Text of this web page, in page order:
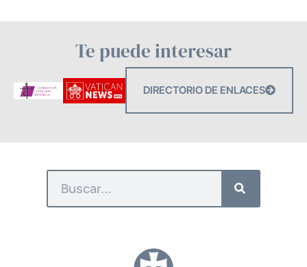
Te puede interesar
DIRECTORIO DE ENLACES